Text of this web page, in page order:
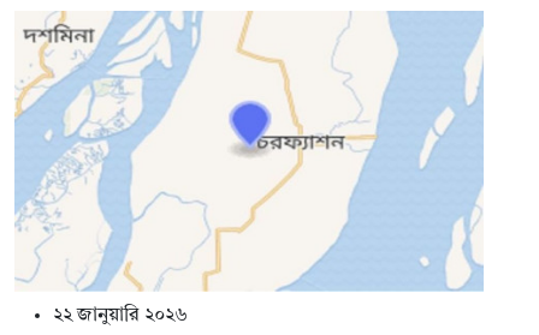
২২ জানুয়ারি ২০২৬